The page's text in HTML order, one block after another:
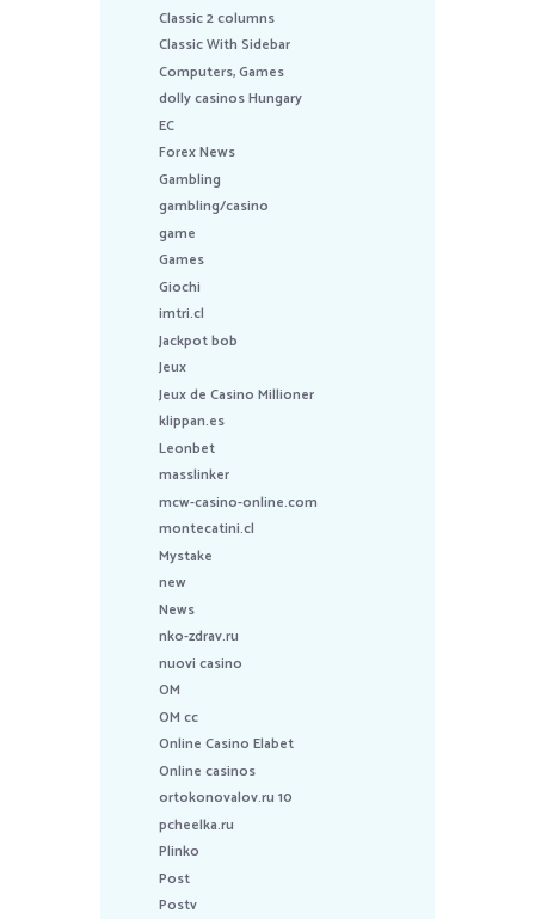
Classic 2 columns
Classic With Sidebar
Computers, Games
dolly casinos Hungary
EC
Forex News
Gambling
gambling/casino
game
Games
Giochi
imtri.cl
Jackpot bob
Jeux
Jeux de Casino Millioner
klippan.es
Leonbet
masslinker
mcw-casino-online.com
montecatini.cl
Mystake
new
News
nko-zdrav.ru
nuovi casino
OM
OM cc
Online Casino Elabet
Online casinos
ortokonovalov.ru 10
pcheelka.ru
Plinko
Post
Postv